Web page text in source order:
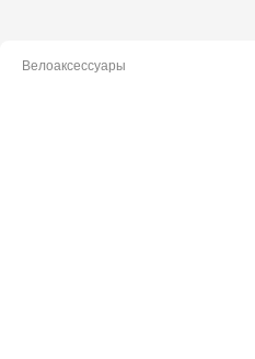
Велоаксессуары